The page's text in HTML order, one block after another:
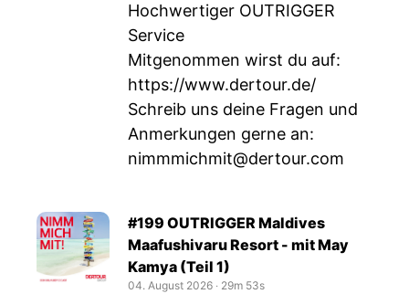
Hochwertiger OUTRIGGER
Service
Mitgenommen wirst du auf:
https://www.dertour.de/
Schreib uns deine Fragen und
Anmerkungen gerne an:
nimmmichmit@dertour.com
#199 OUTRIGGER Maldives
Maafushivaru Resort - mit May
Kamya (Teil 1)
04. August 2026 ‧ 29m 53s